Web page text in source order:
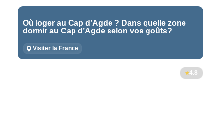
Où loger au Cap d’Agde ? Dans quelle zone
dormir au Cap d’Agde selon vos goûts?
Visiter la France
4.8